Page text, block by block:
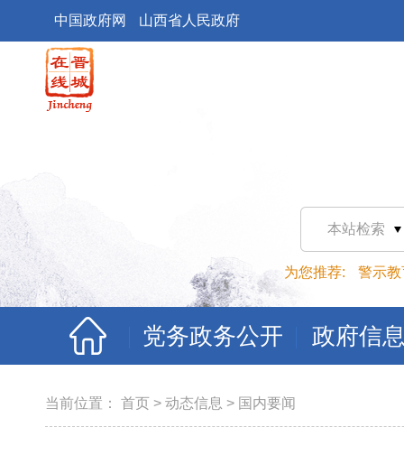
中国政府网 山西省人民政府
本站检索
为您推荐: 警示教
党务政务公开 政府信
当前位置： 首页 > 动态信息 > 国内要闻